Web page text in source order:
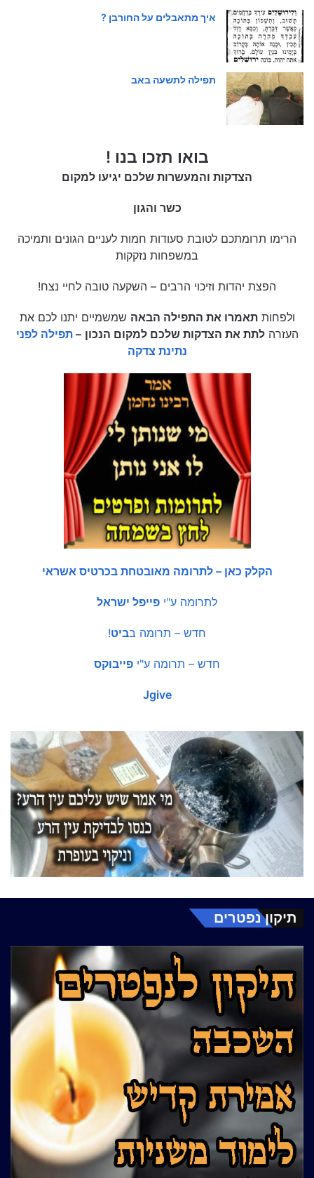
איך מתאבלים על החורבן ?
תפילה לתשעה באב
בואו תזכו בנו !
הצדקות והמעשרות שלכם יגיעו למקום
כשר והגון
הרימו תרומתכם לטובת סעודות חמות לעניים הגונים ותמיכה
במשפחות נזקקות
הפצת יהדות וזיכוי הרבים – השקעה טובה לחיי נצח!
ולפחותתאמרו את התפילה הבאה שמשמיים יתנו לכם את
העזרהלתת את הצדקות שלכם למקום הנכון –תפילה לפני
נתינת צדקה
הקלק כאן – לתרומה מאובטחת בכרטיס אשראי
לתרומה ע"י פייפל ישראל
חדש – תרומה בביט!
חדש – תרומה ע"י פייבוקס
Jgive
תיקון נפטרים